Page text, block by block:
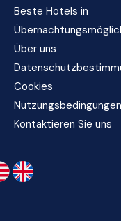
Beste Hotels in
Über uns
Cookies
Nutzungsbedingungen
Kontaktieren Sie uns